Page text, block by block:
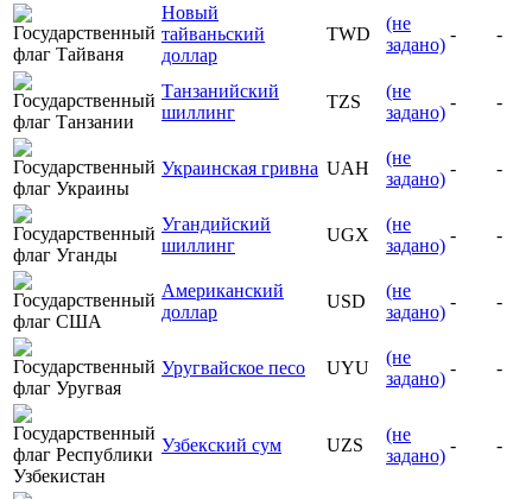
Новый
тайваньский
доллар
TWD
(не
задано)
- -
Танзанийский
шиллинг
TZS
(не
задано)
- -
Украинская гривна UAH
(не
задано)
- -
Угандийский
шиллинг
UGX
(не
задано)
- -
Американский
доллар
USD
(не
задано)
- -
Уругвайское песо UYU
(не
задано)
- -
Узбекский сум UZS
(не
задано)
- -